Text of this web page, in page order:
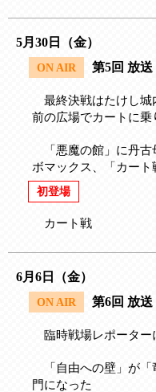
5月30日（金）
ON AIR 第5回 放送
最終決戦はたけし
前の広場でカートに
「悪魔の館」に丹
ボマックス、「カー
初登場
カート戦
6月6日（金）
ON AIR 第6回 放送
臨時戦場レポータ
「自由への壁」が
門になった